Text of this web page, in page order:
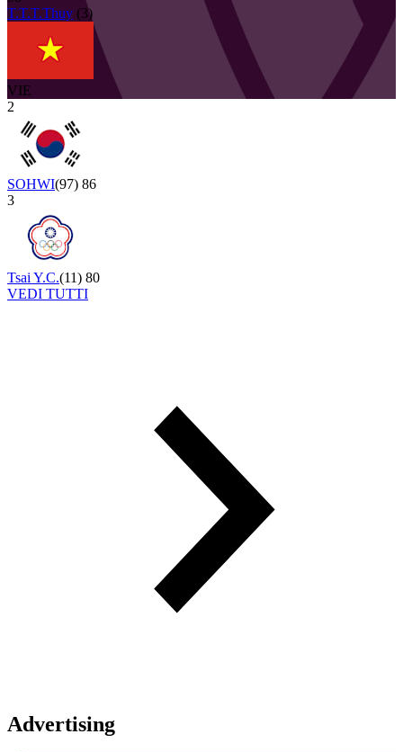
T.T.T.Thuy (3)
VIE
2
SOHWI(97) 86
3
Tsai Y.C.(11) 80
VEDI TUTTI
Advertising